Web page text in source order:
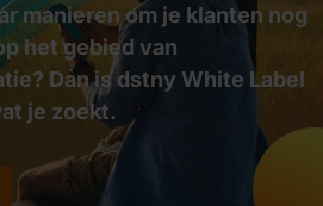
manieren om je klanten nog
het gebied van
Dan is dstny White Label
je zoekt.